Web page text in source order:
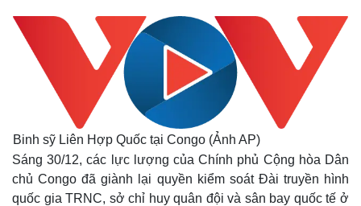
Binh sỹ Liên Hợp Quốc tại Congo (Ảnh AP)
Sáng 30/12, các lực lượng của Chính phủ Cộng hòa Dân
chủ Congo đã giành lại quyền kiểm soát Đài truyền hình
quốc gia TRNC, sở chỉ huy quân đội và sân bay quốc tế ở